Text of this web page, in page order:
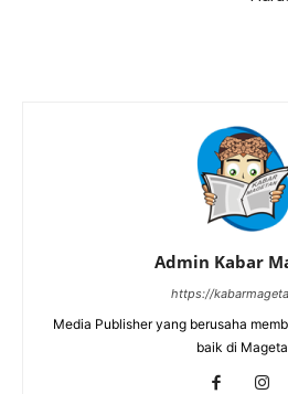
Admin Kabar
https://
Media Publisher yang berusaha
baik di